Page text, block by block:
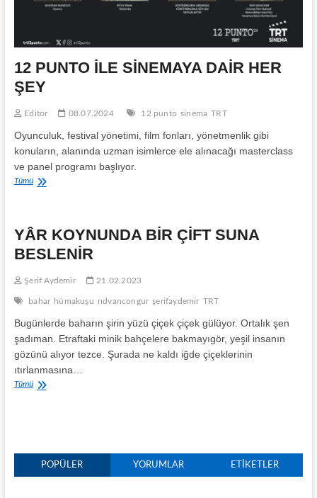
12 PUNTO İLE SİNEMAYA DAİR HER
ŞEY
Editor 08.07.2024 12 punto sinema TRT
Oyunculuk, festival yönetimi, film fonları, yönetmenlik gibi
konuların, alanında uzman isimlerce ele alınacağı masterclass
ve panel programı başlıyor.
Tümü12
DAİR
HER
ŞEY
YÂR KOYNUNDA BİR ÇİFT SUNA
BESLENİR
Şerif Aydemir 21.02.2023
bahar hümakuşu rıdvancongur şerifaydemir TRT
Bugünlerde baharın şirin yüzü çiçek çiçek gülüyor. Ortalık şen
şadıman. Etraftaki minik bahçelere bakmayıgör, yeşil insanın
gözünü alıyor tezce. Şurada ne kaldı iğde çiçeklerinin
ıtırlanmasına…
TümüYÂR
POPÜLER YORUMLAR ETIKETLER